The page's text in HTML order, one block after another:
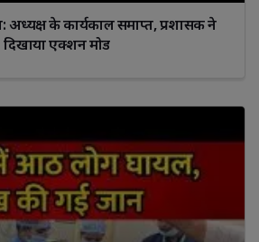
अध्यक्ष के कार्यकाल समाप्त, प्रशासक ने
दिखाया एक्शन मोड